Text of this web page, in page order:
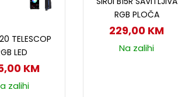
TELESCOP
LED
KM
zalihi
RGB PLOČA
229,00 KM
Na zalihi